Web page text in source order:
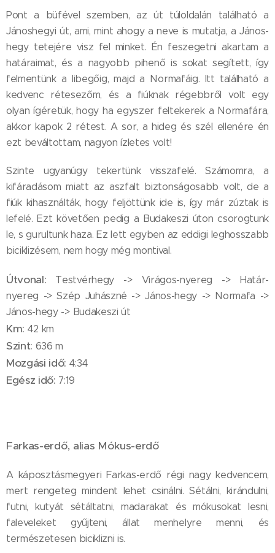
Pont a büfével szemben, az út túloldalán található a
Jánoshegyi út, ami, mint ahogy a neve is mutatja, a János-
hegy tetejére visz fel minket. Én feszegetni akartam a
határaimat, és a nagyobb pihenő is sokat segített, így
felmentünk a libegőig, majd a Normafáig. Itt található a
kedvenc rétesezőm, és a fiúknak régebbről volt egy
olyan ígéretük, hogy ha egyszer feltekerek a Normafára,
akkor kapok 2 rétest. A sor, a hideg és szél ellenére én
ezt beváltottam, nagyon ízletes volt!
Szinte ugyanúgy tekertünk visszafelé. Számomra, a
kifáradásom miatt az aszfalt biztonságosabb volt, de a
fiúk kihasználták, hogy feljöttünk ide is, így már zúztak is
lefelé. Ezt követően pedig a Budakeszi úton csorogtunk
le, s gurultunk haza. Ez lett egyben az eddigi leghosszabb
biciklizésem, nem hogy még montival.
Útvonal: Testvérhegy -> Virágos-nyereg -> Határ-
nyereg -> Szép Juhászné -> János-hegy -> Normafa ->
János-hegy -> Budakeszi út
Km: 42 km
Szint: 636 m
Mozgási idő: 4:34
Egész idő: 7:19
Farkas-erdő, alias Mókus-erdő
A káposztásmegyeri Farkas-erdő régi nagy kedvencem,
mert rengeteg mindent lehet csinálni. Sétálni, kirándulni,
futni, kutyát sétáltatni, madarakat és mókusokat lesni,
faleveleket gyűjteni, állat menhelyre menni, és
természetesen biciklizni is.